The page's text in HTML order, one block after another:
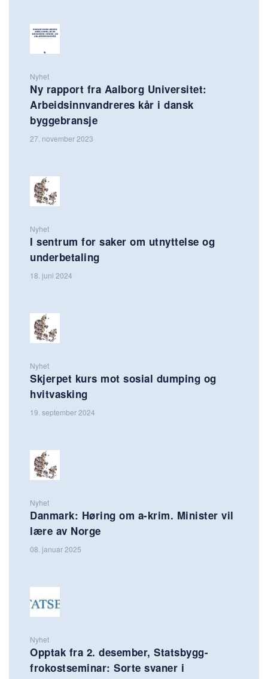
Nyhet
Ny rapport fra Aalborg Universitet:
Arbeidsinnvandreres kår i dansk
byggebransje
27. november 2023
Nyhet
I sentrum for saker om utnyttelse og
underbetaling
18. juni 2024
Nyhet
Skjerpet kurs mot sosial dumping og
hvitvasking
19. september 2024
Nyhet
Danmark: Høring om a-krim. Minister vil
lære av Norge
08. januar 2025
Nyhet
Opptak fra 2. desember, Statsbygg-
frokostseminar: Sorte svaner i